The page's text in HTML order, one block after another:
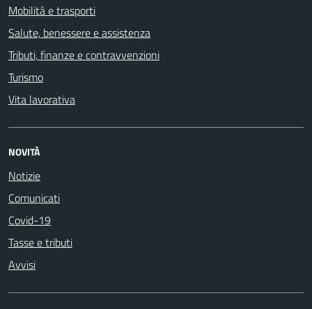
Mobilità e trasporti
Salute, benessere e assistenza
Tributi, finanze e contravvenzioni
Turismo
Vita lavorativa
NOVITÀ
Notizie
Comunicati
Covid-19
Tasse e tributi
Avvisi